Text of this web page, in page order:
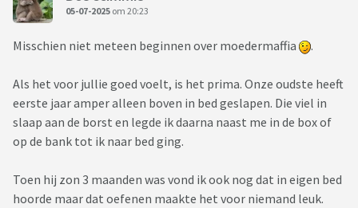
05-07-2025 om 20:23
Misschien niet meteen beginnen over moedermaffia .
Als het voor jullie goed voelt, is het prima. Onze oudste heeft
eerste jaar amper alleen boven in bed geslapen. Die viel in
slaap aan de borst en legde ik daarna naast me in de box of
op de bank tot ik naar bed ging.
Toen hij zon 3 maanden was vond ik ook nog dat in eigen bed
hoorde maar dat oefenen maakte het voor niemand leuk.